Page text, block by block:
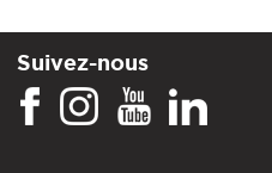
Suivez-nous